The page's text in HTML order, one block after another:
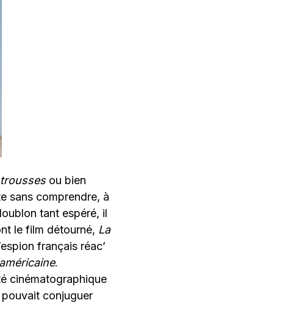
troussesou bien
sans comprendre, à
tant espéré, il
le film détourné, La
français réac’
.
cinématographique
conjuguer